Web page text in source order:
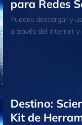
para Redes
Puedes descargar y
a través del Internet y
Destino:
Kit de